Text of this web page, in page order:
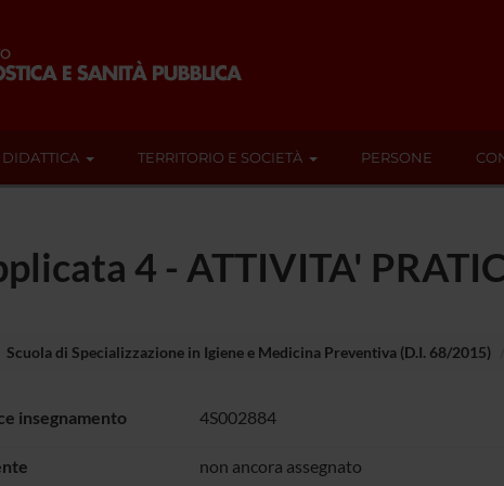
DIDATTICA TERRITORIO E SOCIETÀ PERSONE
4 - ATTIVITA'
Scuola di Specializzazione in Igiene e Medicina Preventiva (D.I. 68/2015)
insegnamento 4S002884
non ancora assegnato